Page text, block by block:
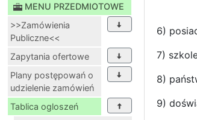
MENU PRZEDMIOTOWE
>>Zamówienia
Publiczne<<
Zapytania ofertowe
Plany postępowań o
udzielenie zamówień
Tablica ogloszeń
6)
7)
8)
9)